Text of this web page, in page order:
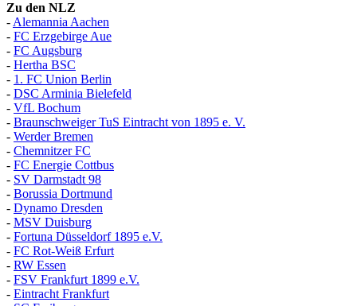
Zu den NLZ
- Alemannia Aachen
- FC Erzgebirge Aue
- FC Augsburg
- Hertha BSC
- 1. FC Union Berlin
- DSC Arminia Bielefeld
- VfL Bochum
- Braunschweiger TuS Eintracht von 1895 e. V.
- Werder Bremen
- Chemnitzer FC
- FC Energie Cottbus
- SV Darmstadt 98
- Borussia Dortmund
- Dynamo Dresden
- MSV Duisburg
- Fortuna Düsseldorf 1895 e.V.
- FC Rot-Weiß Erfurt
- RW Essen
- FSV Frankfurt 1899 e.V.
- Eintracht Frankfurt